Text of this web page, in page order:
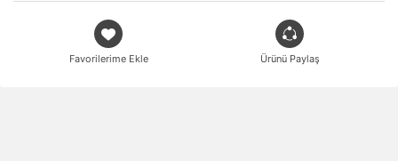
Favorilerime Ekle Ürünü Paylaş